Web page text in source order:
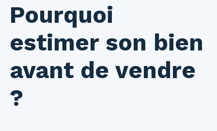
Pourquoi
estimer son bien
avant de vendre
?